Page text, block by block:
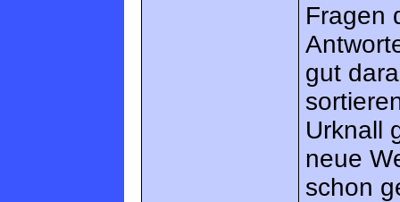
Fragen
gut
Urknall
neue
schon